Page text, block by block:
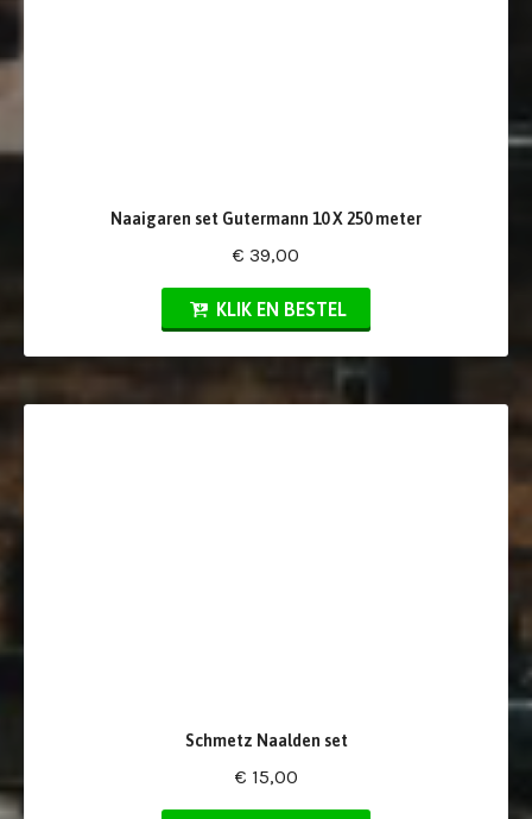
Naaigaren set Gutermann 10 X 250 meter
€ 39,00
KLIK EN BESTEL
Schmetz Naalden set
€ 15,00